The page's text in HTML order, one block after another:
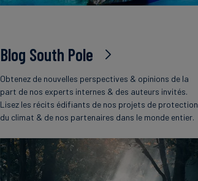
Blog South Pole
Obtenez de nouvelles perspectives & opinions de la
part de nos experts internes & des auteurs invités.
Lisez les récits édifiants de nos projets de protection
du climat & de nos partenaires dans le monde entier.